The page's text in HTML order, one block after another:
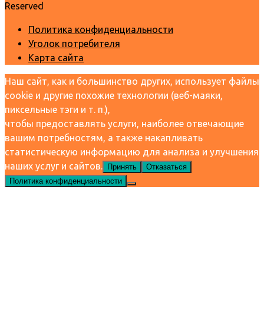
Reserved
Политика конфиденциальности
Уголок потребителя
Карта сайта
Наш сайт, как и большинство других, использует файлы
cookie и другие похожие технологии (веб-маяки,
пиксельные тэги и т. п.),
чтобы предоставлять услуги, наиболее отвечающие
вашим потребностям, а также накапливать
статистическую информацию для анализа и улучшения
наших услуг и сайтов.
Принять
Отказаться
Политика конфиденциальности